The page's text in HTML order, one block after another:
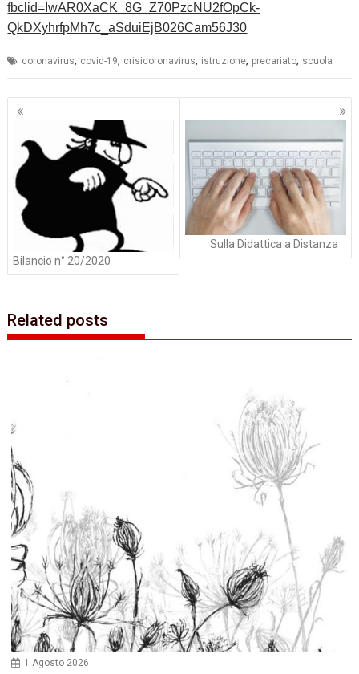
fbclid=IwAR0XaCK_8G_Z70PzcNU2fOpCk-
QkDXyhrfpMh7c_aSduiEjB026Cam56J30
coronavirus, covid-19, crisicoronavirus, istruzione, precariato, scuola
Navigazione
Bilancio n° 20/2020
Sulla Didattica a Distanza
Related posts
1 Agosto 2026